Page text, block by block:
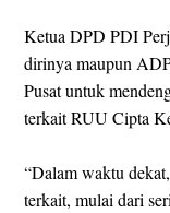
Ketua DPD PDI
dirinya maupun
Pusat untuk
terkait RUU Cipta
“Dalam waktu
terkait, mulai dari